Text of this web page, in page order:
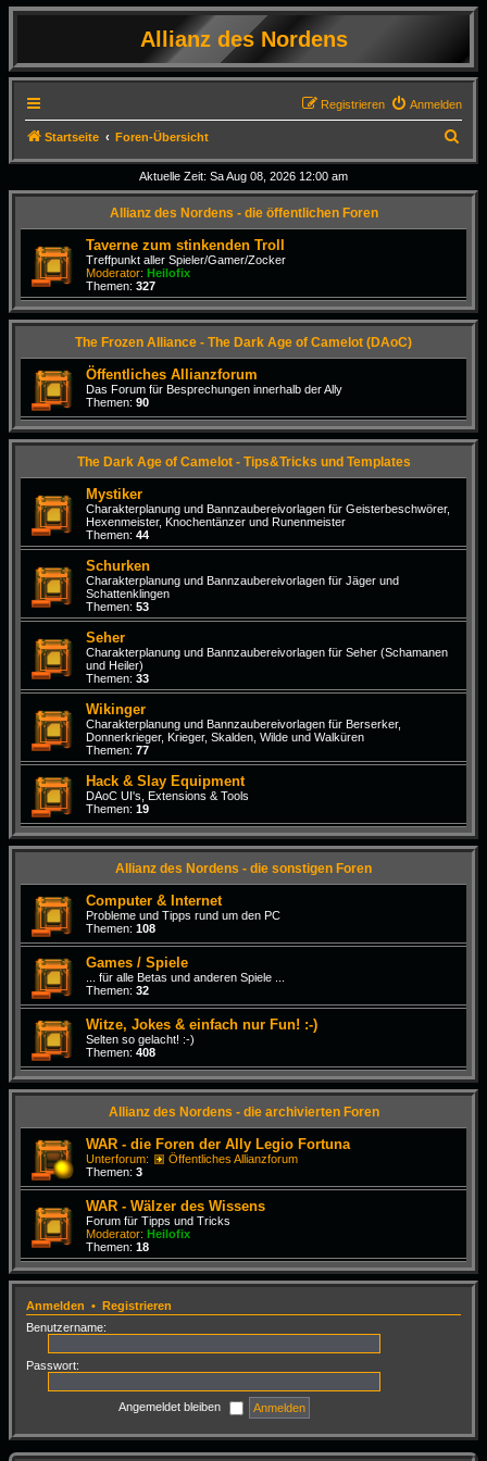
Allianz des Nordens
Anmelden
Registrieren
Startseite Foren-Übersicht
u
c
Aktuelle Zeit: Sa Aug 08, 2026 12:00 am
Allianz des Nordens - die öffentlichen Foren
Taverne zum stinkenden Troll
Treffpunkt aller Spieler/Gamer/Zocker
Moderator: Heilofix
Themen: 327
The Frozen Alliance - The Dark Age of Camelot (DAoC)
Öffentliches Allianzforum
Das Forum für Besprechungen innerhalb der Ally
Themen: 90
The Dark Age of Camelot - Tips&Tricks und Templates
Mystiker
Charakterplanung und Bannzaubereivorlagen für Geisterbeschwörer,
Hexenmeister, Knochentänzer und Runenmeister
Themen: 44
Schurken
Charakterplanung und Bannzaubereivorlagen für Jäger und
Schattenklingen
Themen: 53
Seher
Charakterplanung und Bannzaubereivorlagen für Seher (Schamanen
und Heiler)
Themen: 33
Wikinger
Charakterplanung und Bannzaubereivorlagen für Berserker,
Donnerkrieger, Krieger, Skalden, Wilde und Walküren
Themen: 77
Hack & Slay Equipment
DAoC UI's, Extensions & Tools
Themen: 19
Allianz des Nordens - die sonstigen Foren
Computer & Internet
Probleme und Tipps rund um den PC
Themen: 108
Games / Spiele
... für alle Betas und anderen Spiele ...
Themen: 32
Witze, Jokes & einfach nur Fun! :-)
Selten so gelacht! :-)
Themen: 408
Allianz des Nordens - die archivierten Foren
WAR - die Foren der Ally Legio Fortuna
Unterforum:
Öffentliches Allianzforum
Themen: 3
WAR - Wälzer des Wissens
Forum für Tipps und Tricks
Moderator: Heilofix
Themen: 18
Anmelden • Registrieren
Benutzername:
Passwort:
Angemeldet bleiben